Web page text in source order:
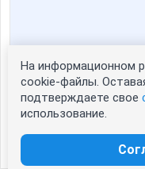
Статистика портрета:
сейчас просматривают
зарегистрированные
На информационном
cookie-файлы.
подтверждаете свое
использование.